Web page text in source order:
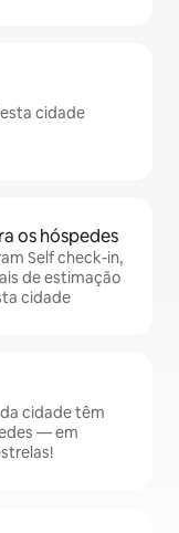
cidade
os hóspedes
Self check-in,
de estimação
cidade
cidade têm
— em